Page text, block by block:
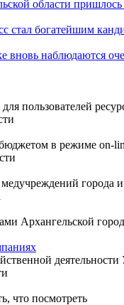
области пришлось
стал богатейшим
вновь наблюдаются
пользователей
в режиме on-
города
Архангельской
что посмотреть